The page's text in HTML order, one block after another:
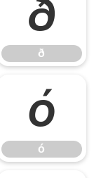
ð
ð
ó
ó